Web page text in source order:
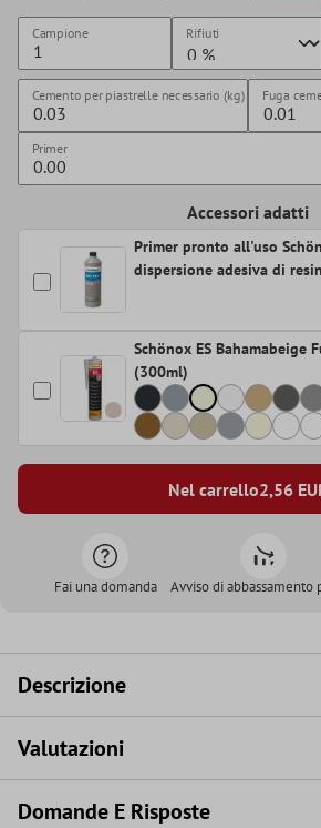
Campione Rifiuti
Cemento per piastrelle necessario (kg) Fuga
Primer
Accessori adatti
Primer pronto all'uso
dispersione adesiva di
Schönox ES Bahamabeige
(300ml)
Nel carrello2,56
Fai una domanda Avviso di abbassamento
Descrizione
Valutazioni
Domande E Risposte